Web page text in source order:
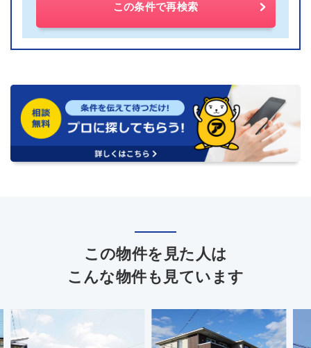
この条件で再検索
この物件を見た人は
こんな物件も見ています